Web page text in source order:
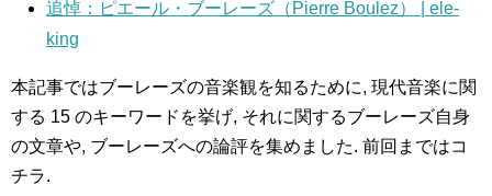
追悼：ピエール・ブーレーズ（Pierre Boulez） | ele-
king
本記事ではブーレーズの音楽観を知るために, 現代音楽に関
する 15 のキーワードを挙げ, それに関するブーレーズ自身
の文章や, ブーレーズへの論評を集めました. 前回まではコ
チラ.